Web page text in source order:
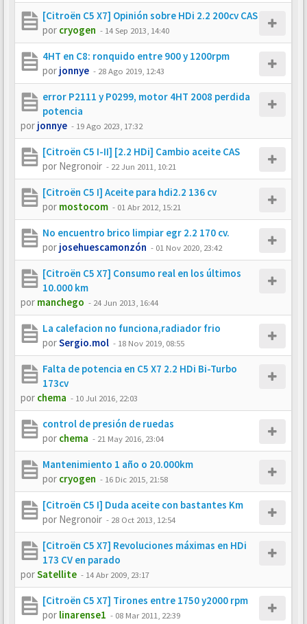
[Citroën C5 X7] Opinión sobre HDi 2.2 200cv CAS
por cryogen - 14 Sep 2013, 14:40
4HT en C8: ronquido entre 900 y 1200rpm
por jonnye - 28 Ago 2019, 12:43
error P2111 y P0299, motor 4HT 2008 perdida
potencia
por jonnye - 19 Ago 2023, 17:32
[Citroën C5 I-II] [2.2 HDi] Cambio aceite CAS
por Negronoir - 22 Jun 2011, 10:21
[Citroën C5 I] Aceite para hdi2.2 136 cv
por mostocom - 01 Abr 2012, 15:21
No encuentro brico limpiar egr 2.2 170 cv.
por josehuescamonzón - 01 Nov 2020, 23:42
[Citroën C5 X7] Consumo real en los últimos
10.000 km
por manchego - 24 Jun 2013, 16:44
La calefacion no funciona,radiador frio
porSergio.mol - 18 Nov 2019, 08:55
Falta de potencia en C5 X7 2.2 HDi Bi-Turbo
173cv
por chema - 10 Jul 2016, 22:03
control de presión de ruedas
por chema - 21 May 2016, 23:04
Mantenimiento 1 año o 20.000km
por cryogen - 16 Dic 2015, 21:58
[Citroën C5 I] Duda aceite con bastantes Km
por Negronoir - 28 Oct 2013, 12:54
[Citroën C5 X7] Revoluciones máximas en HDi
173 CV en parado
porSatellite - 14 Abr 2009, 23:17
[Citroën C5 X7] Tirones entre 1750 y2000 rpm
por linarense1 - 08 Mar 2011, 22:39